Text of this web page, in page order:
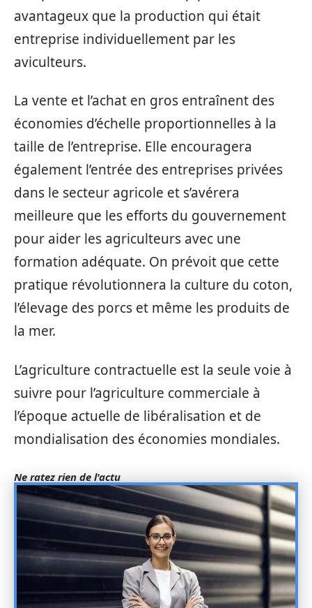
avantageux que la production qui était
entreprise individuellement par les
aviculteurs.
La vente et l’achat en gros entraînent des
économies d’échelle proportionnelles à la
taille de l’entreprise. Elle encouragera
également l’entrée des entreprises privées
dans le secteur agricole et s’avérera
meilleure que les efforts du gouvernement
pour aider les agriculteurs avec une
formation adéquate. On prévoit que cette
pratique révolutionnera la culture du coton,
l’élevage des porcs et même les produits de
la mer.
L’agriculture contractuelle est la seule voie à
suivre pour l’agriculture commerciale à
l’époque actuelle de libéralisation et de
mondialisation des économies mondiales.
Ne ratez rien de l'actu